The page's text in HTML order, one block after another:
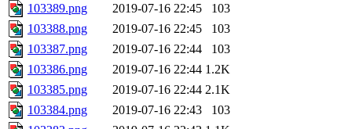
103389.png
2019-07-16 22:45
103
103388.png
2019-07-16 22:45
103
103387.png
2019-07-16 22:44
103
103386.png
2019-07-16 22:44 1.2K
103385.png
2019-07-16 22:44 2.1K
103384.png
2019-07-16 22:43
103